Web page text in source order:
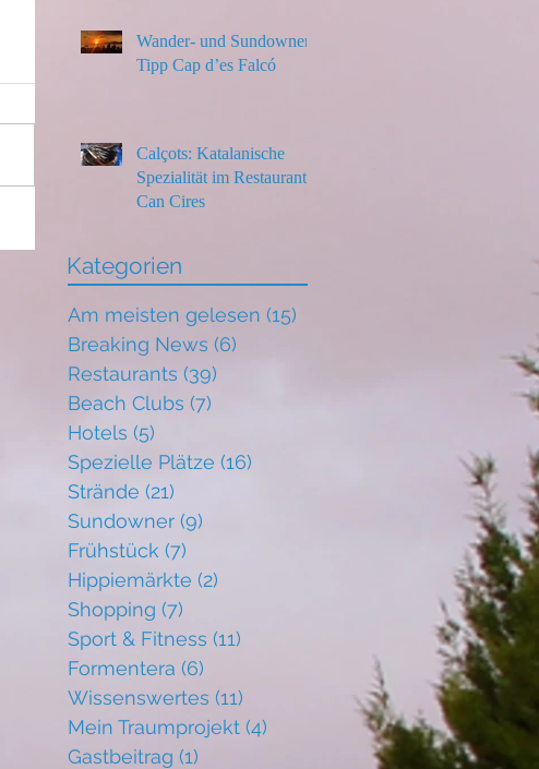
Wander- und Sundowner-
Tipp Cap d’es Falcó
Calçots: Katalanische
Spezialität im Restaurant
Can Cires
Kategorien
Am meisten gelesen (15)
Breaking News (6)
Restaurants (39)
Beach Clubs (7)
Hotels (5)
Spezielle Plätze (16)
Strände (21)
Sundowner (9)
Frühstück (7)
Hippiemärkte (2)
Shopping (7)
Sport & Fitness (11)
Formentera (6)
Wissenswertes (11)
Mein Traumprojekt (4)
Gastbeitrag (1)